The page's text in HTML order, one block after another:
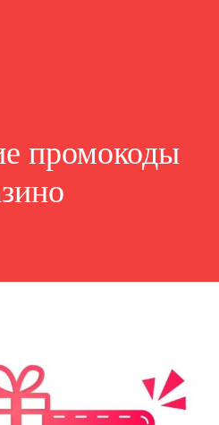
промокоды